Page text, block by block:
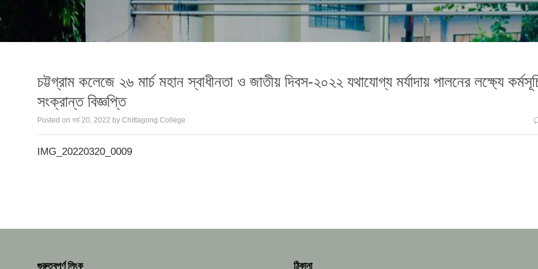
চট্টগ্রাম কলেজে ২৬ মার্চ মহান স্বাধীনতা ও জাতীয় দিবস-২০২২ যথাযোগ্য মর্যাদায় পালনের লক্ষ্যে
সংক্রান্ত বিজ্ঞপ্তি
Posted on মার্চ 20, 2022 by Chittagong College
IMG_20220320_0009
গুরুত্বপূর্ণ লিংক ঠিকানা